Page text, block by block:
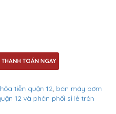
THANH TOÁN NGAY
tiễn quận 12, bán máy bơm
12 và phân phối sỉ lẻ trên